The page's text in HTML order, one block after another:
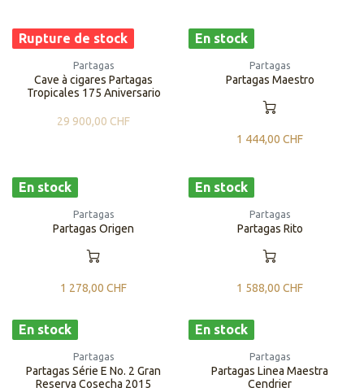
Rupture de stock
Partagas
Cave à cigares Partagas
Tropicales 175 Aniversario
29 900,00 CHF
En stock
Partagas
Partagas Maestro
1 444,00 CHF
En stock
Partagas
Partagas Origen
1 278,00 CHF
En stock
Partagas
Partagas Rito
1 588,00 CHF
En stock
Partagas
Partagas Série E No. 2 Gran
Reserva Cosecha 2015
En stock
Partagas
Partagas Linea Maestra
Cendrier